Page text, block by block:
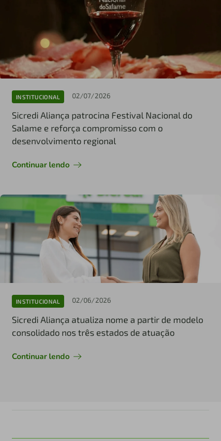
INSTITUCIONAL 02/07/2026
Sicredi Aliança patrocina Festival Nacional do
Salame e reforça compromisso com o
desenvolvimento regional
Continuar lendo
INSTITUCIONAL 02/06/2026
Sicredi Aliança atualiza nome a partir de modelo
consolidado nos três estados de atuação
Continuar lendo